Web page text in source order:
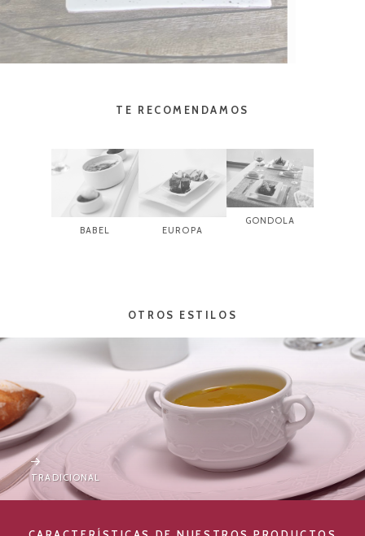
TE RECOMENDAMOS
BABEL EUROPA
GONDOLA
OTROS ESTILOS
TRADICIONAL